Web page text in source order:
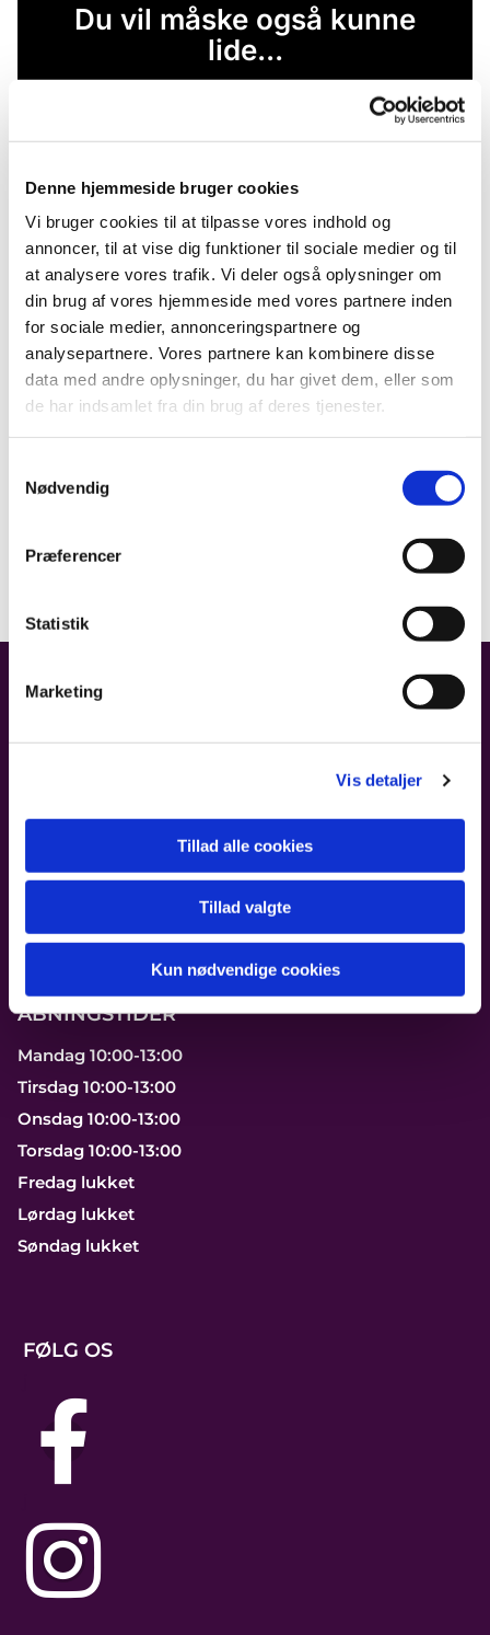
Denne hjemmeside bruger cookies
Vi bruger cookies til at tilpasse vores indhold og
annoncer, til at vise dig funktioner til sociale medier og til
at analysere vores trafik. Vi deler også oplysninger om
din brug af vores hjemmeside med vores partnere inden
for sociale medier, annonceringspartnere og
analysepartnere. Vores partnere kan kombinere disse
data med andre oplysninger, du har givet dem, eller som
de har indsamlet fra din brug af deres tjenester.
Nødvendig
Præferencer
Statistik
Marketing
Vis detaljer
Tillad alle cookies
Tillad valgte
Kun nødvendige cookies
Du vil måske også kunne
lide...
2100 København Ø
Ring til os på 39 29 25 06
ÅBNINGSTIDER
Mandag 10:00-13:00
Tirsdag 10:00-13:00
Onsdag 10:00-13:00
Torsdag 10:00-13:00
Fredag lukket
Lørdag lukket
Søndag lukket
FØLG OS